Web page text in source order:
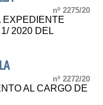
nº 2275/20
EXPEDIENTE
2020 DEL
nº 2272/20
AL CARGO DE